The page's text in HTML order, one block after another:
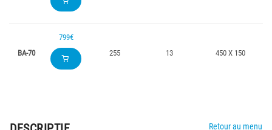
BA-70
799€
255
13 450 X 150
Retour au menu